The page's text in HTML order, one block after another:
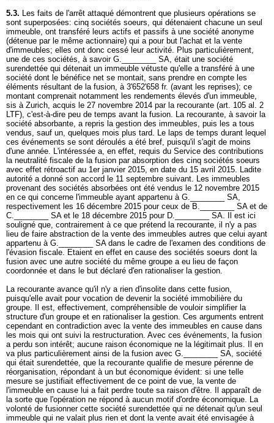
5.3. Les faits de l'arrêt attaqué démontrent que plusieurs opérations se
sont superposées: cinq sociétés soeurs, qui détenaient chacune un seul
immeuble, ont transféré leurs actifs et passifs à une société anonyme
(détenue par le même actionnaire) qui a pour but l'achat et la vente
d'immeubles; elles ont donc cessé leur activité. Plus particulièrement,
une de ces sociétés, à savoir G.________ SA, était une société
surendettée qui détenait un immeuble vétuste qu'elle a transféré à une
société dont le bénéfice net se montait, sans prendre en compte les
éléments résultant de la fusion, à 3'652'658 fr. (avant les reprises); ce
montant comprenait notamment les rendements élevés d'un immeuble,
sis à Zurich, acquis le 27 novembre 2014 par la recourante (art. 105 al. 2
LTF), c'est-à-dire peu de temps avant la fusion. La recourante, à savoir la
société absorbante, a repris la gestion des immeubles, puis les a tous
vendus, sauf un, quelques mois plus tard. Le laps de temps durant lequel
ces événements se sont déroulés a été bref, puisqu'il s'agit de moins
d'une année. L'intéressée a, en effet, requis du Service des contributions
la neutralité fiscale de la fusion par absorption des cinq sociétés soeurs
avec effet rétroactif au 1er janvier 2015, en date du 15 avril 2015. Ladite
autorité a donné son accord le 11 septembre suivant. Les immeubles
provenant des sociétés absorbées ont été vendus le 12 novembre 2015
en ce qui concerne l'immeuble ayant appartenu à G.________ SA,
respectivement les 16 décembre 2015 pour ceux de B.________ SA et de
C.________ SA et le 18 décembre 2015 pour D.________ SA. Il est ici
souligné que, contrairement à ce que prétend la recourante, il n'y a pas
lieu de faire abstraction de la vente des immeubles autres que celui ayant
appartenu à G.________ SA dans le cadre de l'examen des conditions de
l'évasion fiscale. Etaient en effet en cause des sociétés soeurs dont la
fusion avec une autre société du même groupe a eu lieu de façon
coordonnée et dans le but déclaré d'en rationaliser la gestion.
La recourante avance qu'il n'y a rien d'insolite dans cette fusion,
puisqu'elle avait pour vocation de devenir la société immobilière du
groupe. Il est, effectivement, compréhensible de vouloir simplifier la
structure d'un groupe et en rationaliser la gestion. Ces arguments entrent
cependant en contradiction avec la vente des immeubles en cause dans
les mois qui ont suivi la restructuration. Avec ces événements, la fusion
a perdu son intérêt; aucune raison économique ne la légitimait plus. Il en
va plus particulièrement ainsi de la fusion avec G.________ SA, société
qui était surendettée, que la recourante qualifie de mesure pérenne de
réorganisation, répondant à un but économique évident: si une telle
mesure se justifiait effectivement de ce point de vue, la vente de
l'immeuble en cause lui a fait perdre toute sa raison d'être. Il apparaît de
la sorte que l'opération ne répond à aucun motif d'ordre économique. La
volonté de fusionner cette société surendettée qui ne détenait qu'un seul
immeuble qui ne valait plus rien et dont la vente avait été envisagée à